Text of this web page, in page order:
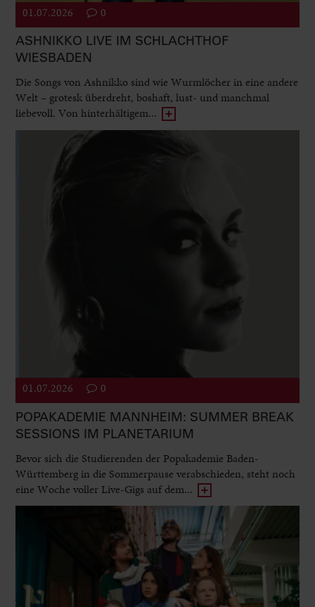
01.07.2026 0
ASHNIKKO LIVE IM SCHLACHTHOF
WIESBADEN
Die Songs von Ashnikko sind wie Wurmlöcher in eine andere
Welt – grotesk überdreht, boshaft, lust- und manchmal
liebevoll. Von hinterhältigem...
01.07.2026 0
POPAKADEMIE MANNHEIM: SUMMER BREAK
SESSIONS IM PLANETARIUM
Bevor sich die Studierenden der Popakademie Baden-
Württemberg in die Sommerpause verabschieden, steht noch
eine Woche voller Live-Gigs auf dem...